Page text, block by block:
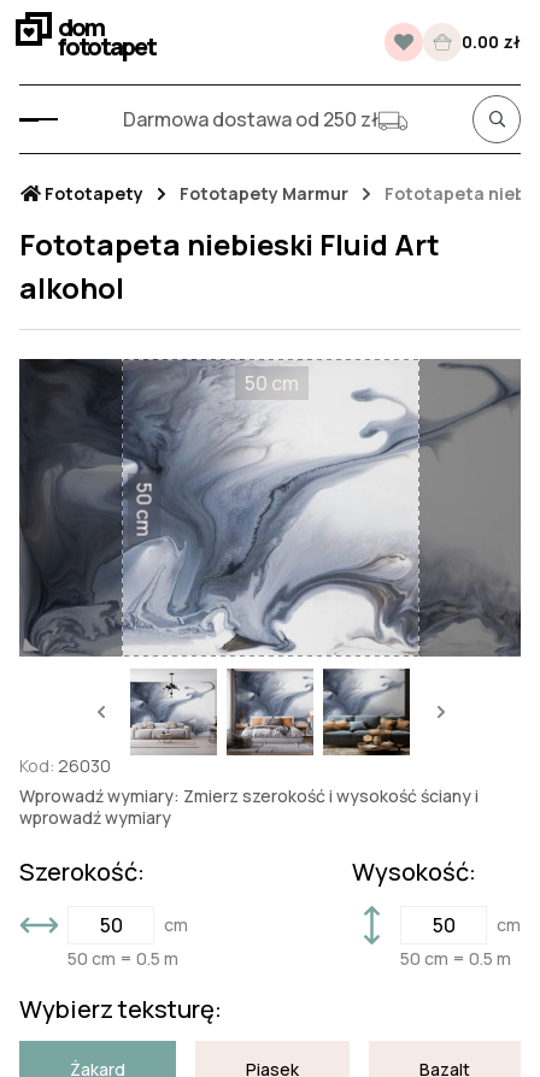
dom
fototapet 0.00 zł
Darmowa dostawa od 250 zł
Fototapety Fototapety Marmur Fototapeta
Fototapeta niebieski Fluid Art
alkohol
50 cm
50 cm
Kod: 26030
Wprowadź wymiary: Zmierz szerokość i wysokość ściany i
wprowadź wymiary
Szerokość:
cm
50 cm = 0.5 m
Wysokość:
cm
50 cm = 0.5 m
Wybierz teksturę:
Żakard Piasek
Bazalt